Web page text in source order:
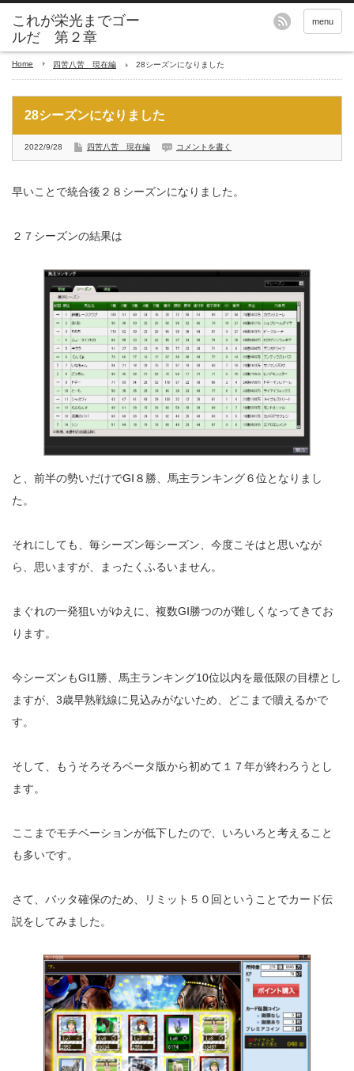
これが栄光までゴー
ルだ 第２章
menu
Home 四苦八苦 現在編 28シーズンになりました
28シーズンになりました
2022/9/28 四苦八苦 現在編 コメントを書く
早いことで統合後２８シーズンになりました。
２７シーズンの結果は
と、前半の勢いだけでGⅠ８勝、馬主ランキング６位となりまし
た。
それにしても、毎シーズン毎シーズン、今度こそはと思いなが
ら、思いますが、まったくふるいません。
まぐれの一発狙いがゆえに、複数GⅠ勝つのが難しくなってきてお
ります。
今シーズンもGⅠ1勝、馬主ランキング10位以内を最低限の目標とし
ますが、3歳早熟戦線に見込みがないため、どこまで贖えるかで
す。
そして、もうそろそろベータ版から初めて１７年が終わろうとし
ます。
ここまでモチベーションが低下したので、いろいろと考えること
も多いです。
さて、バッタ確保のため、リミット５０回ということでカード伝
説をしてみました。